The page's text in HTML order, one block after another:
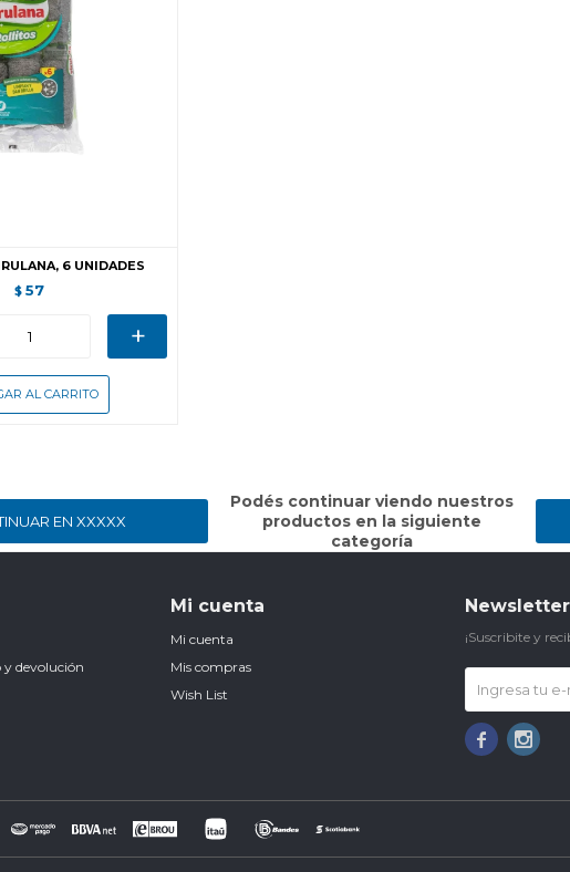
6 UNIDADES
$ 57
+
EN XXXXX
Podés continuar viendo nuestros
productos en la siguiente
categoría
y devolución
Mi cuenta
Mi cuenta
Mis compras
Wish List
Newsletter
¡Suscribite y
 